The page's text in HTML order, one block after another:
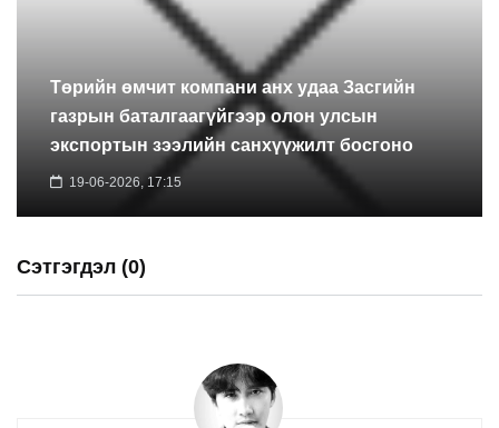
Төрийн өмчит компани анх удаа Засгийн
газрын баталгаагүйгээр олон улсын
экспортын зээлийн санхүүжилт босгоно
19-06-2026, 17:15
Сэтгэгдэл (0)